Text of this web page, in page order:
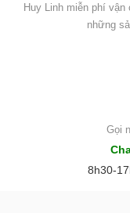
Huy Linh miễn phí
những
Gọi
8h30-